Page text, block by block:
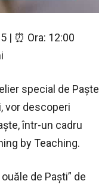
| ⏰ Ora: 12:00
special de Paște
vor descoperi
într-un cadru
by Teaching.
de Paști” de